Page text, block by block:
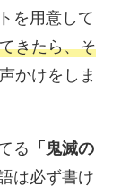
を用意して
きたら、そ
かけをしま
る 「鬼滅の
は必ず書け